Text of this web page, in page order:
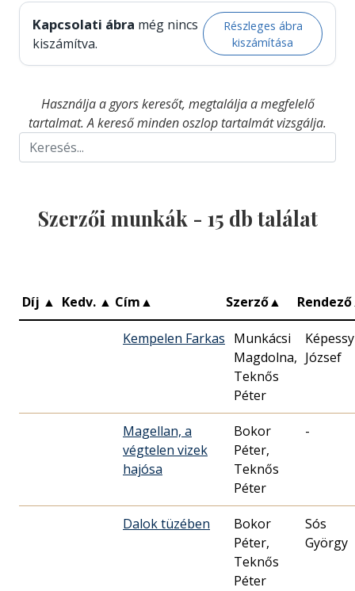
Kapcsolati ábra még nincs
kiszámítva.
Részleges ábra
kiszámítása
Használja a gyors keresőt, megtalálja a megfelelő
tartalmat. A kereső minden oszlop tartalmát vizsgálja.
Szerzői munkák - 15 db találat
Díj ▲ Kedv. ▲ Cím▲ Szerző▲ Rendező
Kempelen Farkas Munkácsi
Magdolna,
Teknős
Péter
Képessy
József
Magellan, a
végtelen vizek
hajósa
Bokor
Péter,
Teknős
Péter
-
Dalok tüzében
Bokor
Péter,
Teknős
Péter
Sós
György